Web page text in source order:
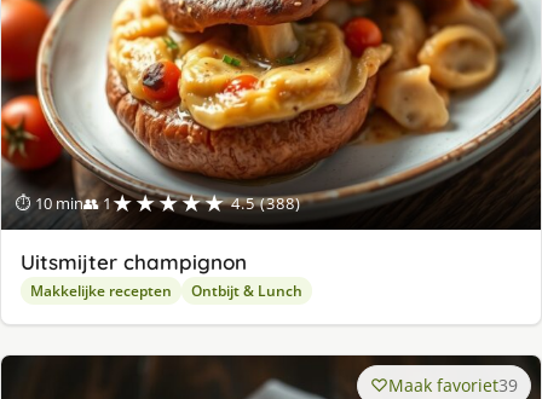
⏱ 10 min👥 1★★★★★ 4.5 (388)
Uitsmijter champignon
Makkelijke recepten Ontbijt & Lunch
Maak favoriet39